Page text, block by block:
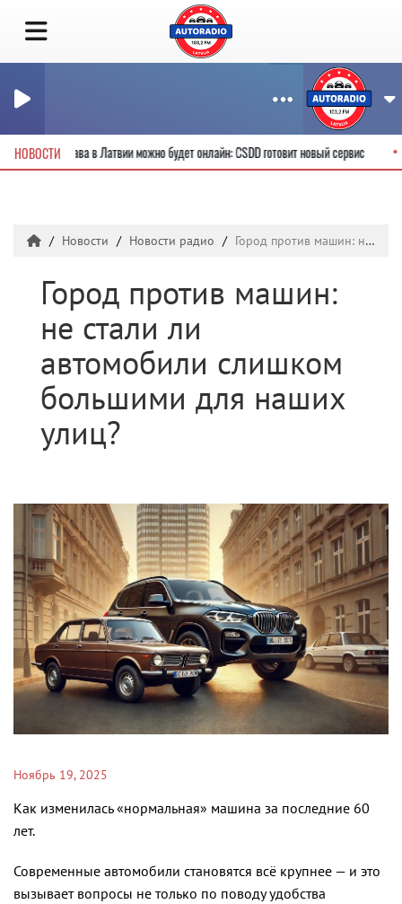
НОВОСТИ
водительские права в Латвии можно будет онлайн: CSDD готовит новый сервис
Новости Новости радио Город против машин: не стали ли автомобили слишком большими для наших улиц?
Город против машин:
не стали ли
автомобили слишком
большими для наших
улиц?
Ноябрь 19, 2025
Как изменилась «нормальная» машина за последние 60
лет.
Современные автомобили становятся всё крупнее — и это
вызывает вопросы не только по поводу удобства